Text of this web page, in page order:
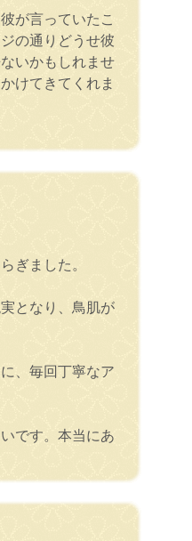
が言っていたこ
の通りどうせ彼
いかもしれませ
けてきてくれま
ぎました。
となり、鳥肌が
、毎回丁寧なア
です。本当にあ